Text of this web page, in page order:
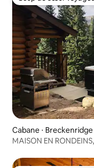
Coup de cœur
Cabane ⋅ Breckenridge
MAISON EN